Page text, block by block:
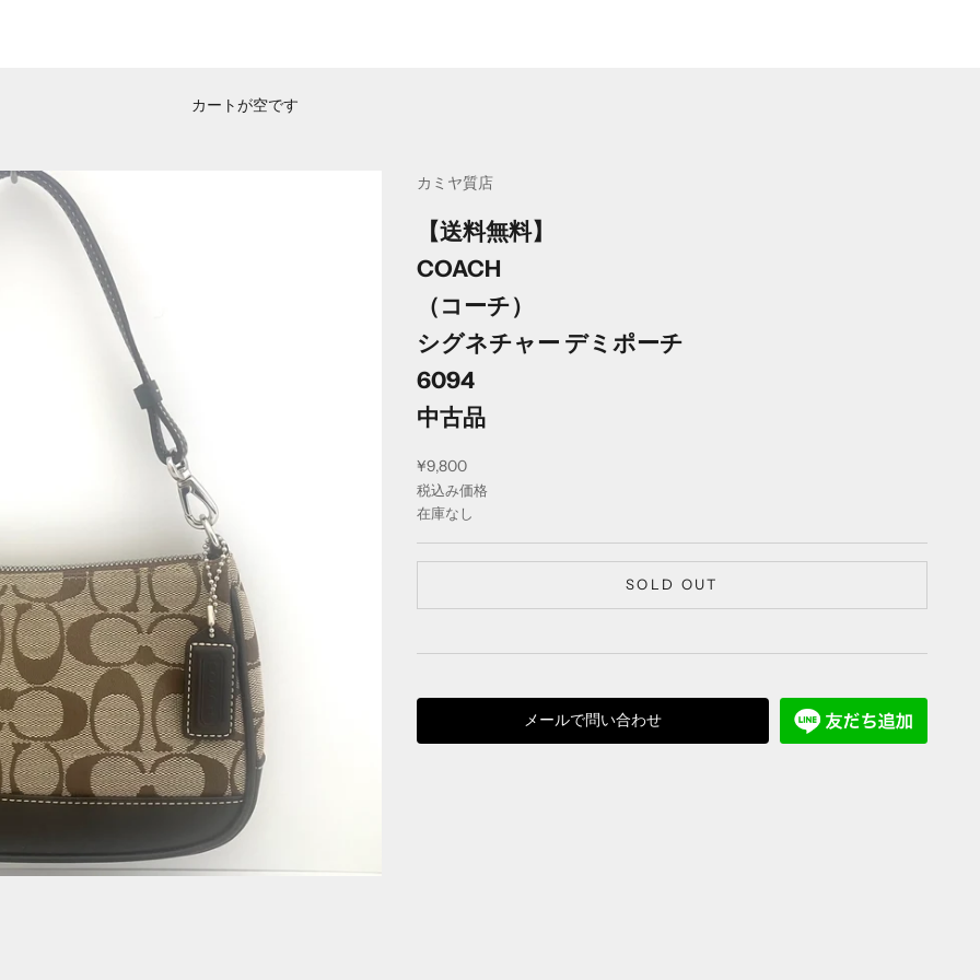
カートが空です
カミヤ質店
【送料無料】
COACH
（コーチ）
シグネチャー デミポーチ
6094
中古品
セール価格
¥9,800
税込み価格
在庫なし
SOLD OUT
メールで問い合わせ